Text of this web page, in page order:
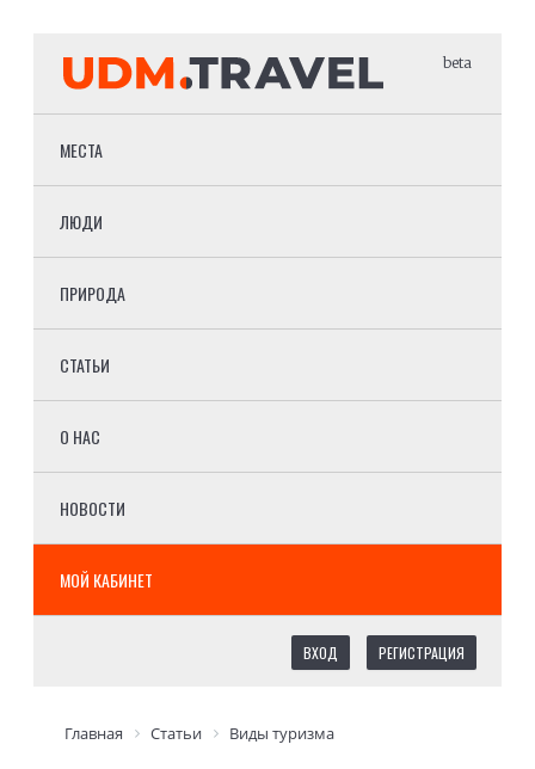
beta
МЕСТА
ЛЮДИ
ПРИРОДА
СТАТЬИ
О НАС
НОВОСТИ
МОЙ КАБИНЕТ
ВХОД РЕГИСТРАЦИЯ
Главная Статьи Виды туризма